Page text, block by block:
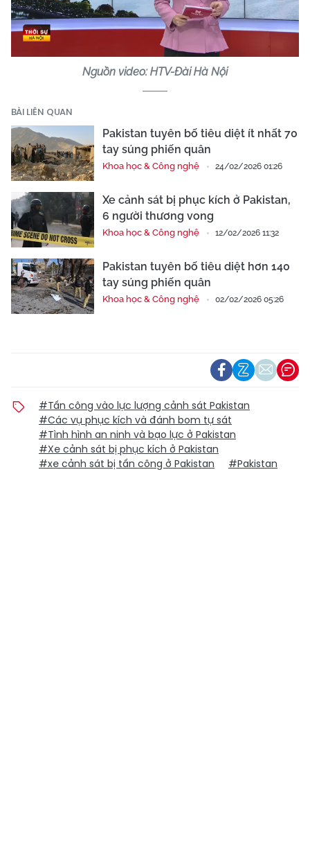
Video
Nguồn video: HTV-Đài Hà Nội
BÀI LIÊN QUAN
Pakistan tuyên bố tiêu diệt ít nhất 70
tay súng phiến quân
Khoa học & Công nghệ 24/02/2026 01:26
Xe cảnh sát bị phục kích ở Pakistan,
6 người thương vong
Khoa học & Công nghệ 12/02/2026 11:32
Pakistan tuyên bố tiêu diệt hơn 140
tay súng phiến quân
Khoa học & Công nghệ 02/02/2026 05:26
#Tấn công vào lực lượng cảnh sát Pakistan
#Các vụ phục kích và đánh bom tự sát
#Tình hình an ninh và bạo lực ở Pakistan
#Xe cảnh sát bị phục kích ở Pakistan
#xe cảnh sát bị tấn công ở Pakistan
#Pakistan